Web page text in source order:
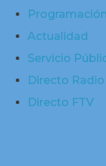
Programación
Actualidad
Servicio
Directo Radio
Directo FTV